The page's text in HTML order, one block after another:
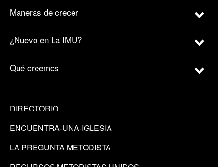
Maneras de crecer
¿Nuevo en La IMU?
Qué creemos
DIRECTORIO
ENCUENTRA-UNA-IGLESIA
LA PREGUNTA METODISTA